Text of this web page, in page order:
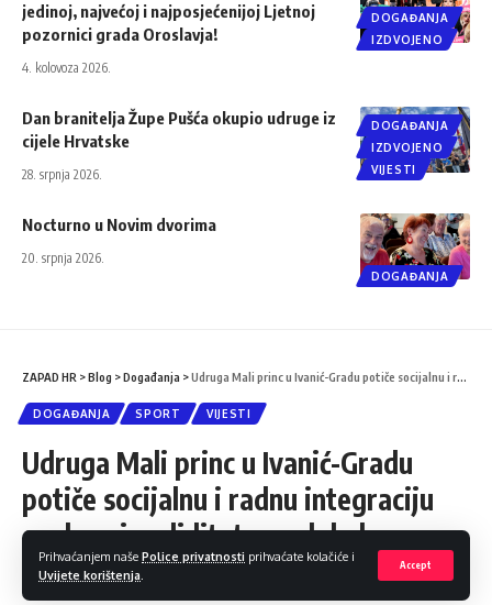
Prihvaćanjem naše Police privatnosti prihvaćate kolačiće i
Uvijete korištenja
Accept
DOGAĐANJA
IZDVOJENO
jedinoj, najvećoj i najposjećenijoj Ljetnoj
pozornici grada Oroslavja!
4. kolovoza 2026.
DOGAĐANJA
IZDVOJENO
VIJESTI
Dan branitelja Župe Pušća okupio udruge iz
cijele Hrvatske
28. srpnja 2026.
DOGAĐANJA
Nocturno u Novim dvorima
20. srpnja 2026.
ZAPAD HR >Blog >Događanja >Udruga Mali princ u Ivanić-Gradu potiče socijalnu i radnu integraciju osoba s invaliditetom u lokalnu zajednicu
DOGAĐANJA SPORT VIJESTI
Udruga Mali princ u Ivanić-Gradu
potiče socijalnu i radnu integraciju
osoba s invaliditetom u lokalnu
zajednicu